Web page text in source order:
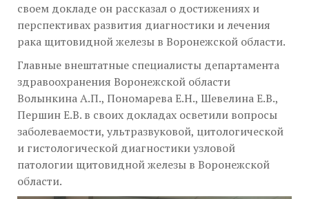
своем докладе он рассказал о достижениях и
перспективах развития диагностики и лечения
рака щитовидной железы в Воронежской области.
Главные внештатные специалисты департамента
здравоохранения Воронежской области
Волынкина А.П., Пономарева Е.Н., Шевелина Е.В.,
Першин Е.В. в своих докладах осветили вопросы
заболеваемости, ультразвуковой, цитологической
и гистологической диагностики узловой
патологии щитовидной железы в Воронежской
области.